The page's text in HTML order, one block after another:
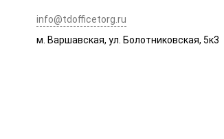
info@tdofficetorg.ru
м. Варшавская, ул. Болотниковская, 5к3